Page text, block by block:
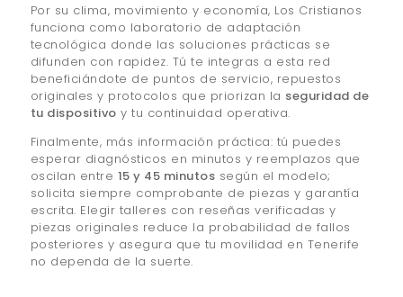
Por su clima, movimiento y economía, Los Cristianos
funciona como laboratorio de adaptación
tecnológica donde las soluciones prácticas se
difunden con rapidez. Tú te integras a esta red
beneficiándote de puntos de servicio, repuestos
originales y protocolos que priorizan la seguridad de
tu dispositivo y tu continuidad operativa.
Finalmente, más información práctica: tú puedes
esperar diagnósticos en minutos y reemplazos que
oscilan entre 15 y 45 minutos según el modelo;
solicita siempre comprobante de piezas y garantía
escrita. Elegir talleres con reseñas verificadas y
piezas originales reduce la probabilidad de fallos
posteriores y asegura que tu movilidad en Tenerife
no dependa de la suerte.